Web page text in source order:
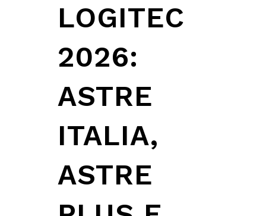
LOGITEC
2026:
ASTRE
ITALIA,
ASTRE